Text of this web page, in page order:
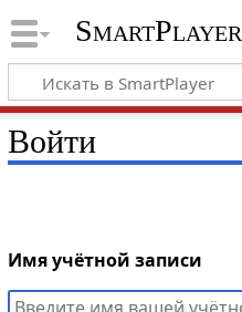
SmartPlayer
Войти
Имя учётной записи